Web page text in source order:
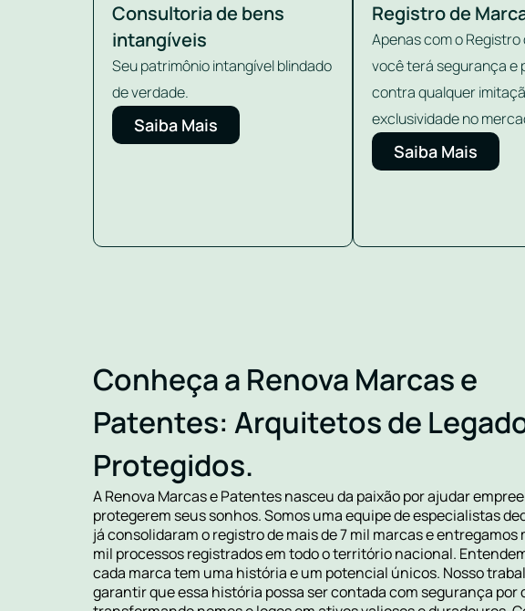
Consultoria de bens
intangíveis
Seu patrimônio intangível blindado
de verdade.
Saiba Mais
Registro de
Apenas com o Registro
você terá segurança e
contra qualquer
exclusividade no
Saiba Mais
Conheça a Renova Marcas e
Patentes: Arquitetos de
Protegidos.
A Renova Marcas e Patentes nasceu da paixão por ajudar
protegerem seus sonhos. Somos uma equipe de especialistas
já consolidaram o registro de mais de 7 mil marcas e entregamos
mil processos registrados em todo o território nacional.
cada marca tem uma história e um potencial únicos. Nosso
garantir que essa história possa ser contada com segurança por